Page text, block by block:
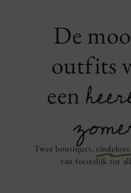
De
outfits
een
Twee boutiques, eindeloze
van feestelijk tot